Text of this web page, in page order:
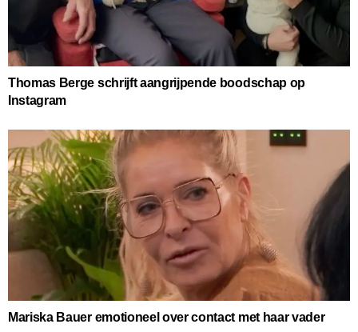
Thomas Berge schrijft aangrijpende boodschap op
Instagram
Mariska Bauer emotioneel over contact met haar vader